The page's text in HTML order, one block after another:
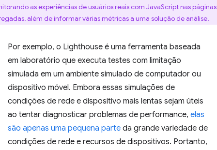
as experiências de usuários reais com JavaScript nas páginas
além de informar várias métricas a uma solução de análise.
Por exemplo, o Lighthouse é uma ferramenta baseada
em laboratório que executa testes com limitação
simulada em um ambiente simulado de computador ou
dispositivo móvel. Embora essas simulações de
condições de rede e dispositivo mais lentas sejam úteis
ao tentar diagnosticar problemas de performance, elas
são apenas uma pequena parte da grande variedade de
condições de rede e recursos de dispositivos. Portanto,